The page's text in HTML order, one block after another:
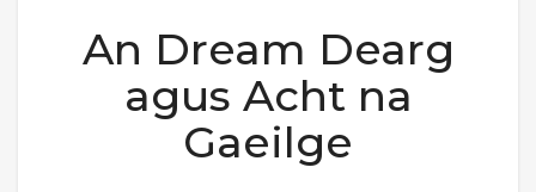
An Dream Dearg
agus Acht na
Gaeilge